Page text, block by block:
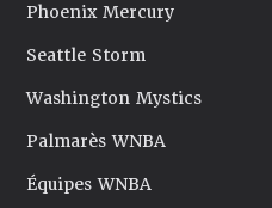
Phoenix Mercury
Seattle Storm
Washington Mystics
Palmarès WNBA
Équipes WNBA